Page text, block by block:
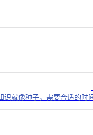
识就像种子，需要合适的时